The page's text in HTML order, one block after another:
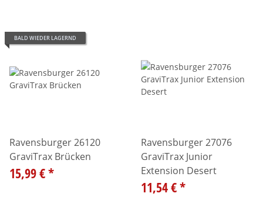
BALD WIEDER LAGERND
Ravensburger 26120
GraviTrax Brücken
15,99 €*
Ravensburger 27076
GraviTrax Junior
Extension Desert
11,54 €*